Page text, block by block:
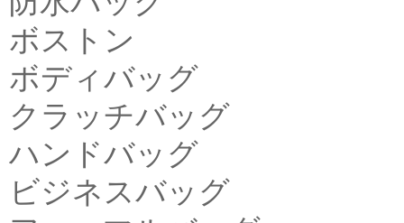
ボストン
ボディバッグ
クラッチバッグ
ハンドバッグ
ビジネスバッグ